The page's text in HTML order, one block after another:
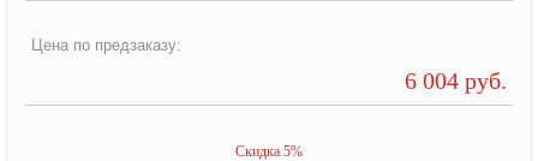
Цена по предзаказу:
6 004 руб.
Скидка 5%